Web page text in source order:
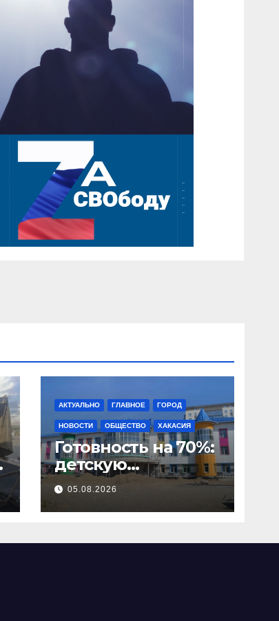
АКТУАЛЬНО ГЛАВНОЕ ГОРОД
НОВОСТИ ОБЩЕСТВО ХАКАСИЯ
Готовность на 70%:
️детскую
поликлинику в
Арбане введут в
эксплуатацию до
05.08.2026